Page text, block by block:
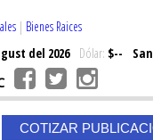
| Bienes Raices
del 2026Dólar: $--
COTIZAR